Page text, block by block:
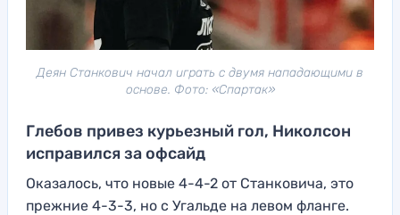
Деян Станкович начал играть с двумя нападающими в
основе. Фото: «Спартак»
Глебов привез курьезный гол, Николсон
исправился за офсайд
Оказалось, что новые 4-4-2 от Станковича, это
прежние 4-3-3, но с Угальде на левом фланге.